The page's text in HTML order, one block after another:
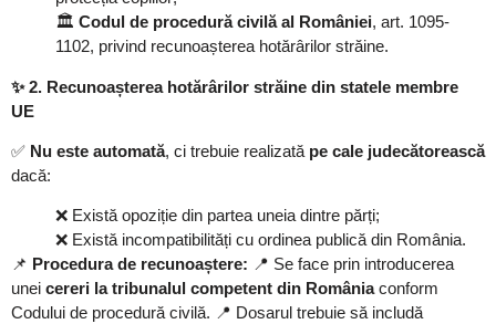
🏛️ Codul de procedură civilă al României, art. 1095-
1102, privind recunoașterea hotărârilor străine.
✨2. Recunoașterea hotărârilor străine din statele membre
UE
✅ Nu este automată, ci trebuie realizată pe cale judecătorească
dacă:
❌ Există opoziție din partea uneia dintre părți;
❌ Există incompatibilități cu ordinea publică din România.
📌 Procedura de recunoaștere: 📍 Se face prin introducerea
unei cereri la tribunalul competent din Româniaconform
Codului de procedură civilă. 📍 Dosarul trebuie să includă